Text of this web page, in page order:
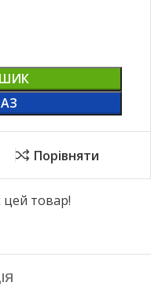
Порівняти
товар!